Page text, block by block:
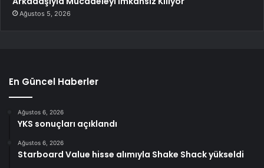
Ağustos 5, 2026
En Güncel Haberler
Ağustos 6, 2026
YKS sonuçları açıklandı
Ağustos 6, 2026
Starboard Value hisse alımıyla Shake Shack yükseldi